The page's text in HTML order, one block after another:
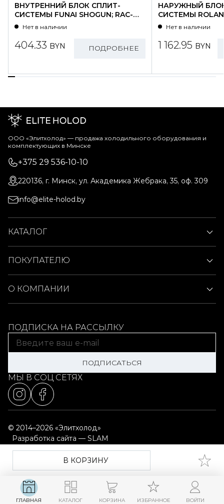
ГЛАВНАЯ КАТАЛОГ КОРЗИНА ИЗБРАННОЕ ВОЙТИ
В КОРЗИНУ
ВНУТРЕННИЙ БЛОК СПЛИТ-
СИСТЕМЫ FUNAI SHOGUN; RAC-
SG25HP.D01/S
Нет в наличии
404.33 BYN ПОДРОБНЕЕ
НАРУЖНЫЙ
СИСТЕМЫ
WZ09HSS/N1-
Нет в наличии
1 162.95 BYN
ООО «Элитхолод» ― продажа холодильного оборудования и
комплектующих в Минске
+375 29 536-10-10
220136, г. Минск, ул. Академика Жебрака, 35, оф. 309
info@elite-holod.by
КАТАЛОГ
ПОКУПАТЕЛЮ
О КОМПАНИИ
ПОДПИСКА НА РАССЫЛКУ
ПОДПИСАТЬСЯ
МЫ В СОЦ СЕТЯХ
© 2014–2026 «Элитхолод»
Разработка сайта — SLAM
Выбор настроек cookie